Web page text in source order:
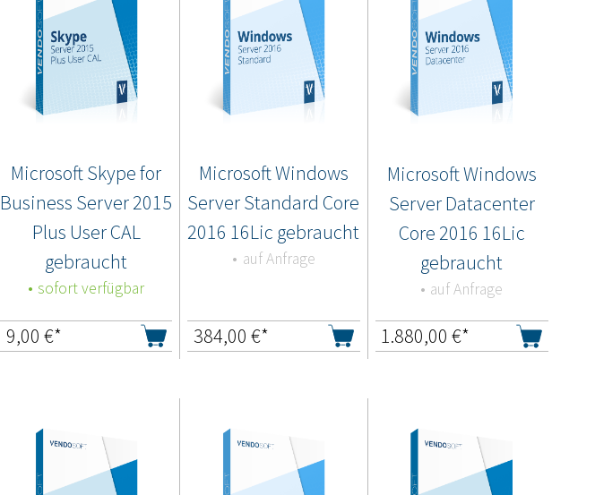
Microsoft Skype for
Business Server 2015
Plus User CAL
gebraucht
sofort verfügbar
9,00 €*
Microsoft Windows
Server Standard Core
2016 16Lic gebraucht
auf Anfrage
384,00 €*
Microsoft Windows
Server Datacenter
Core 2016 16Lic
gebraucht
auf Anfrage
1.880,00 €*